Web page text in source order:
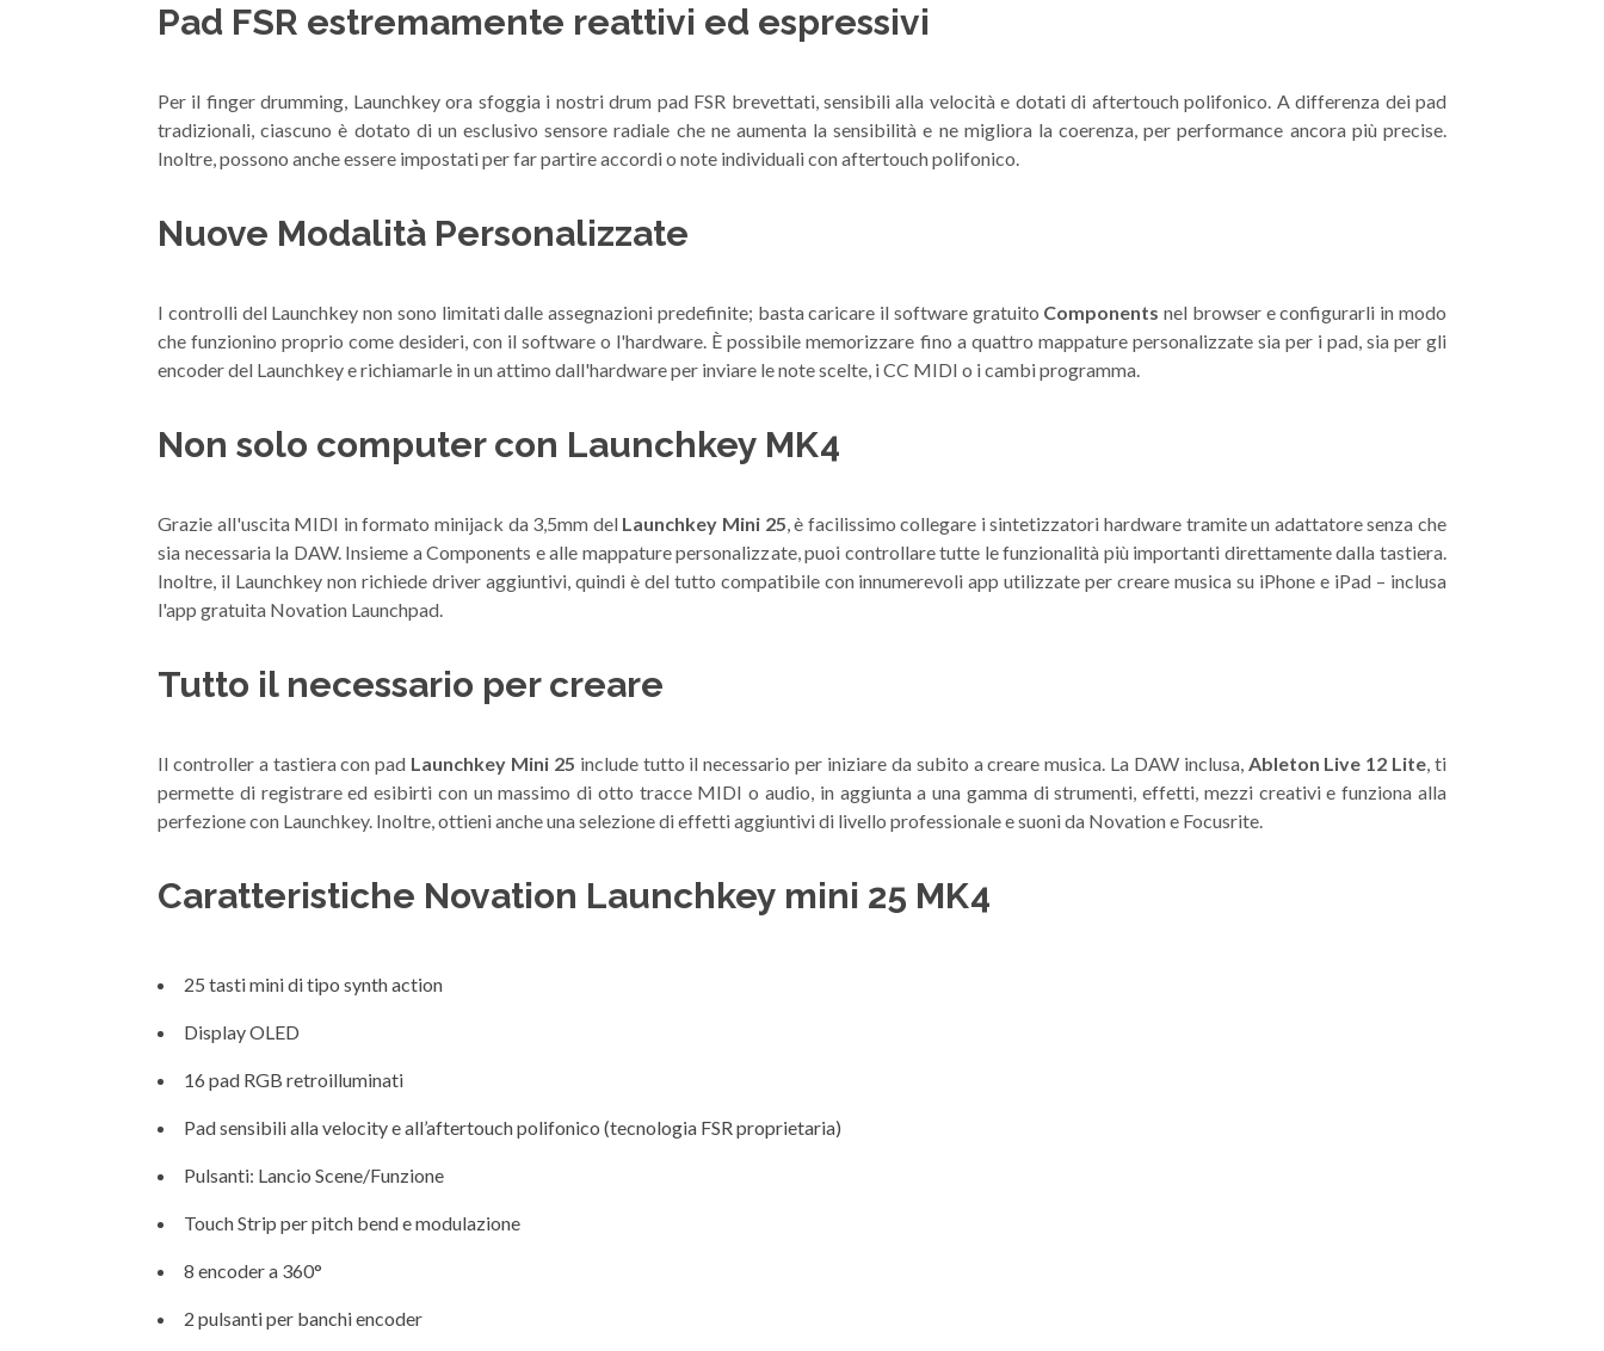
Pad FSR estremamente reattivi ed espressivi
Per il finger drumming, Launchkey ora sfoggia i nostri drum pad FSR brevettati, sensibili alla velocità e dotati di aftertouch polifonico. A differenza dei pad
tradizionali, ciascuno è dotato di un esclusivo sensore radiale che ne aumenta la sensibilità e ne migliora la coerenza, per performance ancora più precise.
Inoltre, possono anche essere impostati per far partire accordi o note individuali con aftertouch polifonico.
Nuove Modalità Personalizzate
I controlli del Launchkey non sono limitati dalle assegnazioni predefinite; basta caricare il software gratuito Componentsnel browser e configurarli in modo
che funzionino proprio come desideri, con il software o l'hardware. È possibile memorizzare fino a quattro mappature personalizzate sia per i pad, sia per gli
encoder del Launchkey e richiamarle in un attimo dall'hardware per inviare le note scelte, i CC MIDI o i cambi programma.
Non solo computer con Launchkey MK4
Grazie all'uscita MIDI in formato minijack da 3,5mm del Launchkey Mini 25, è facilissimo collegare i sintetizzatori hardware tramite un adattatore senza che
sia necessaria la DAW. Insieme a Components e alle mappature personalizzate, puoi controllare tutte le funzionalità più importanti direttamente dalla tastiera.
Inoltre, il Launchkey non richiede driver aggiuntivi, quindi è del tutto compatibile con innumerevoli app utilizzate per creare musica su iPhone e iPad – inclusa
l'app gratuita Novation Launchpad.
Tutto il necessario per creare
Il controller a tastiera con pad Launchkey Mini 25 include tutto il necessario per iniziare da subito a creare musica. La DAW inclusa, Ableton Live 12 Lite, ti
permette di registrare ed esibirti con un massimo di otto tracce MIDI o audio, in aggiunta a una gamma di strumenti, effetti, mezzi creativi e funziona alla
perfezione con Launchkey. Inoltre, ottieni anche una selezione di effetti aggiuntivi di livello professionale e suoni da Novation e Focusrite.
Caratteristiche Novation Launchkey mini 25 MK4
25 tasti mini di tipo synth action
Display OLED
16 pad RGB retroilluminati
Pad sensibili alla velocity e all’aftertouch polifonico (tecnologia FSR proprietaria)
Pulsanti: Lancio Scene/Funzione
Touch Strip per pitch bend e modulazione
8 encoder a 360°
2 pulsanti per banchi encoder